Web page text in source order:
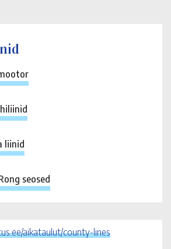
liinid
seosed
aikataulut/county-lines